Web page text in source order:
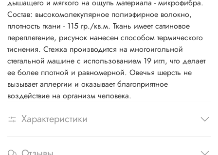
дышащего и мягкого на ощупь материала - микрофибра.
Состав: высокомолекулярное полиэфирное волокно,
плотность ткани - 115 гр./кв.м. Ткань имеет сатиновое
переплетение, рисунок нанесен способом термического
тиснения. Стежка производится на многоигольной
стегальной машине с использованием 19 игл, что делает
ее более плотной и равномерной. Овечья шерсть не
вызывает аллергии и оказывает благоприятное
воздействие на организм человека.
Характеристики